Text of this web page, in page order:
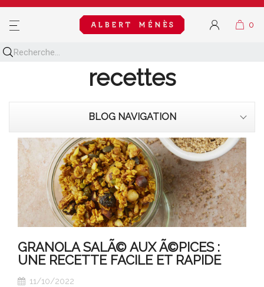
MENU
Découvrez toutes nos
recettes
BLOG NAVIGATION
GRANOLA SALÃ© AUX Ã©PICES :
UNE RECETTE FACILE ET RAPIDE
11/10/2022